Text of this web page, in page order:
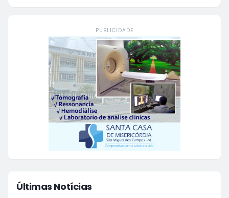
PUBLICIDADE
Últimas Notícias